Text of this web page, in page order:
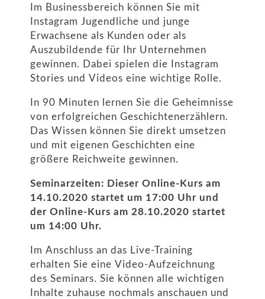
Im Businessbereich können Sie mit
Instagram Jugendliche und junge
Erwachsene als Kunden oder als
Auszubildende für Ihr Unternehmen
gewinnen. Dabei spielen die Instagram
Stories und Videos eine wichtige Rolle.
In 90 Minuten lernen Sie die Geheimnisse
von erfolgreichen Geschichtenerzählern.
Das Wissen können Sie direkt umsetzen
und mit eigenen Geschichten eine
größere Reichweite gewinnen.
Seminarzeiten: Dieser Online-Kurs am
14.10.2020 startet um 17:00 Uhr und
der Online-Kurs am 28.10.2020 startet
um 14:00 Uhr.
Im Anschluss an das Live-Training
erhalten Sie eine Video-Aufzeichnung
des Seminars. Sie können alle wichtigen
Inhalte zuhause nochmals anschauen und